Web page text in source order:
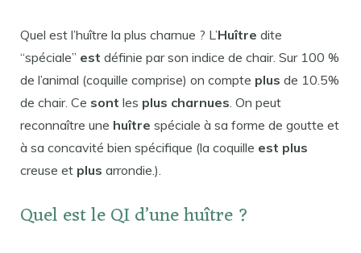
Quel est l’huître la plus charnue ? L’Huître dite
“spéciale” est définie par son indice de chair. Sur 100 %
de l’animal (coquille comprise) on compte plus de 10.5%
de chair. Ce sont les plus charnues . On peut
reconnaître une huître spéciale à sa forme de goutte et
à sa concavité bien spécifique (la coquille est plus
creuse et plus arrondie.).
Quel est le QI d’une huître ?